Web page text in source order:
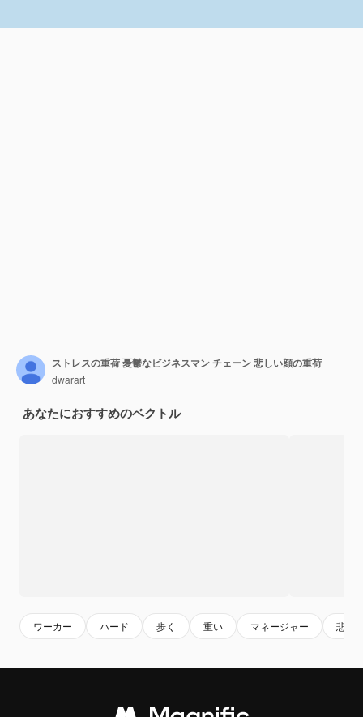
ストレスの重荷 憂鬱なビジネスマン チェーン 悲しい顔の重荷
dwarart
あなたにおすすめのベクトル
ワーカー ハード 歩く 重い マネージャー 悲し